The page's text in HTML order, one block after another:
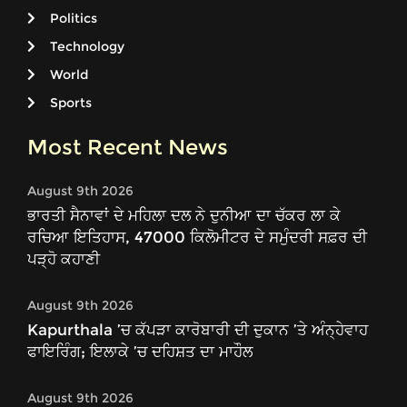
Politics
Technology
World
Sports
Most Recent News
August 9th 2026
ਭਾਰਤੀ ਸੈਨਾਵਾਂ ਦੇ ਮਹਿਲਾ ਦਲ ਨੇ ਦੁਨੀਆ ਦਾ ਚੱਕਰ ਲਾ ਕੇ
ਰਚਿਆ ਇਤਿਹਾਸ, 47000 ਕਿਲੋਮੀਟਰ ਦੇ ਸਮੁੰਦਰੀ ਸਫ਼ਰ ਦੀ
ਪੜ੍ਹੋ ਕਹਾਣੀ
August 9th 2026
Kapurthala ’ਚ ਕੱਪੜਾ ਕਾਰੋਬਾਰੀ ਦੀ ਦੁਕਾਨ ’ਤੇ ਅੰਨ੍ਹੇਵਾਹ
ਫਾਇਰਿੰਗ; ਇਲਾਕੇ ’ਚ ਦਹਿਸ਼ਤ ਦਾ ਮਾਹੌਲ
August 9th 2026